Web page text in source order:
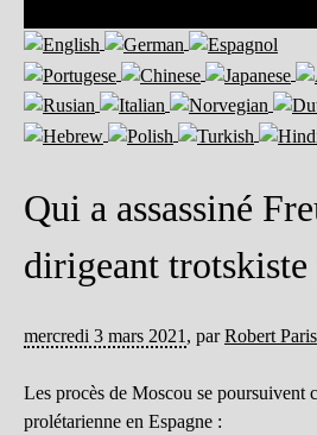
Qui a assassiné
dirigeant trotskiste
mercredi 3 mars 2021 , parRobert Paris
Les procès de Moscou se poursuivent
prolétarienne en Espagne :